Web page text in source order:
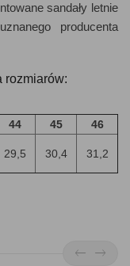
sandały letnie
producenta
rozmiarów:
44 45
46
29,5 30,4 31,2